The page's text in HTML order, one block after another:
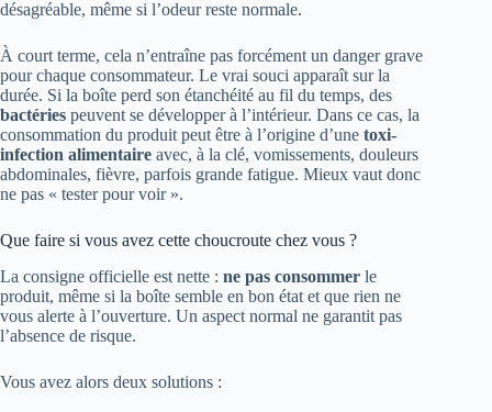
désagréable, même si l’odeur reste normale.
À court terme, cela n’entraîne pas forcément un danger grave
pour chaque consommateur. Le vrai souci apparaît sur la
durée. Si la boîte perd son étanchéité au fil du temps, des
bactéries peuvent se développer à l’intérieur. Dans ce cas, la
consommation du produit peut être à l’origine d’une toxi-
infection alimentaire avec, à la clé, vomissements, douleurs
abdominales, fièvre, parfois grande fatigue. Mieux vaut donc
ne pas « tester pour voir ».
Que faire si vous avez cette choucroute chez vous ?
La consigne officielle est nette : ne pas consommer le
produit, même si la boîte semble en bon état et que rien ne
vous alerte à l’ouverture. Un aspect normal ne garantit pas
l’absence de risque.
Vous avez alors deux solutions :